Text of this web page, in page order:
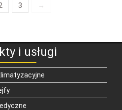
3 →
i usługi